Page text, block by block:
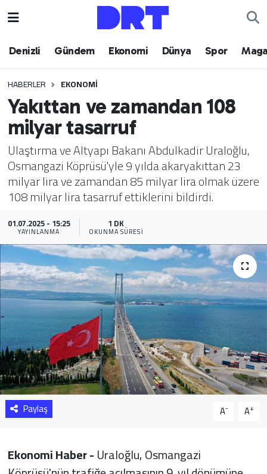
Denizli Gündem Ekonomi Dünya Spor
HABERLER EKONOMI
Yakıttan ve zamandan 108
milyar tasarruf
Ulaştırma ve Altyapı Bakanı Abdulkadir Uraloğlu,
Osmangazi Köprüsü'yle 9 yılda akaryakıttan 23
milyar lira ve zamandan 85 milyar lira olmak üzere
108 milyar lira tasarruf ettiklerini bildirdi.
01.07.2025 - 15:25
YAYINLANMA
1 DK
OKUNMA SÜRESI
Paylaş A- A+
Ekonomi Haber -Uraloğlu, Osmangazi
Denizli
Ekonomi
Dünya
Spor
Magazin
Teknoloji
Yaşam
Sağlık
Yazarlar
Resmi İlan
Resmi Reklam
Hava Durumu
Trafik Durumu
Puan Durumu ve Fikstür
Tüm Manşetler
Son Dakika Haberleri
Haber Arşivi